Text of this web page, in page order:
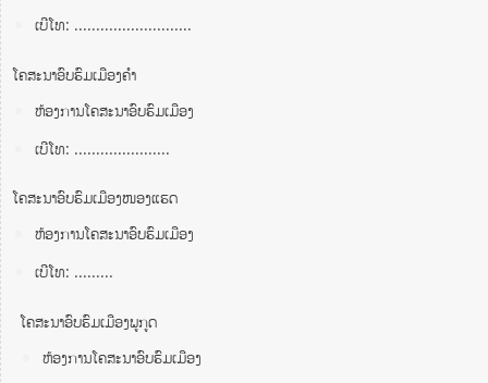
ເບີໂທ: ...........................
ໂຄສະນາອົບຮົມເມືອງຄໍາ
ຫ້ອງການໂຄສະນາອົບຮົມເມືອງ
ເບີໂທ: ......................
ໂຄສະນາອົບຮົມເມືອງໜອງແຮດ
ຫ້ອງການໂຄສະນາອົບຮົມເມືອງ
ເບີໂທ: .........
ໂຄສະນາອົບຮົມເມືອງພູກູດ
ຫ້ອງການໂຄສະນາອົບຮົມເມືອງ